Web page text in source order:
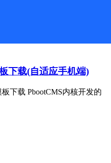
下载(自适应手机端)
下载 PbootCMS内核开发的